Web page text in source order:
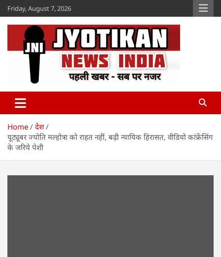
Skip
to
content
Friday, August 7, 2026
Jyotikan
Home
देश
यूट्यूबर ज्योति मल्होत्रा को राहत नहीं, बढ़ी न्यायिक हिरासत, वीडियो कांफ्रेंसिंग
के जरिये पेशी